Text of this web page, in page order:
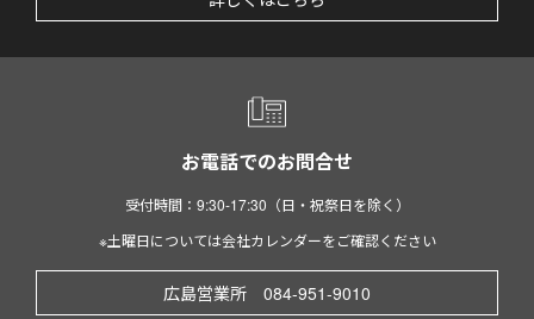
お電話でのお問合せ
受付時間：9:30-17:30（日・祝祭日を除く）
※土曜日については会社カレンダーをご確認ください
広島営業所 084-951-9010